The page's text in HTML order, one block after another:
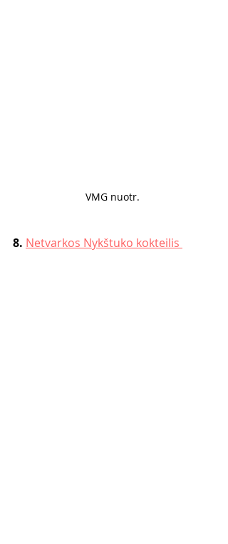
VMG nuotr.
8. Netvarkos Nykštuko kokteilis